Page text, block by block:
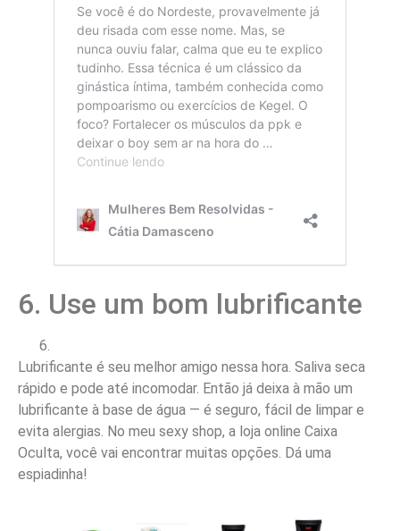
6. Use um bom lubrificante
Lubrificante é seu melhor amigo nessa hora. Saliva seca
rápido e pode até incomodar. Então já deixa à mão um
lubrificante à base de água — é seguro, fácil de limpar e
evita alergias. No meu sexy shop, a loja online Caixa
Oculta, você vai encontrar muitas opções. Dá uma
espiadinha!